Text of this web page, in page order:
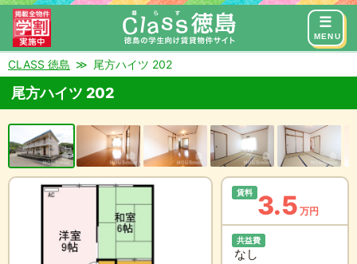
MENU
来店予約 お問い合わせ
CLASS 徳島 尾方ハイツ 202
尾方ハイツ 202
賃料 3.5 万円
共益費
なし